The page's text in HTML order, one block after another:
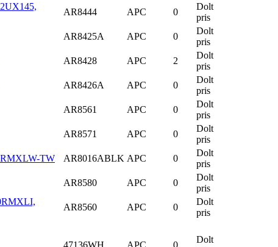
AR8444 APC 0
Dolt
pris
AR8425A APC 0
Dolt
pris
AR8428 APC 2
Dolt
pris
AR8426A APC 0
Dolt
pris
AR8561 APC 0
Dolt
pris
AR8571 APC 0
Dolt
pris
TW
AR8016ABLK APC 0
Dolt
pris
AR8580 APC 0
Dolt
pris
AR8560 APC 0
Dolt
pris
47136WH APC 0
Dolt